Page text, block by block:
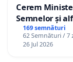
Cerem
Semnelor și
Republica
169 semnături
62 Semnături / 7
26 Jul 2026